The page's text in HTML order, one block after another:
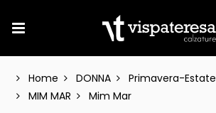
Home DONNA Primavera-Estate
MIM MAR
Mim Mar